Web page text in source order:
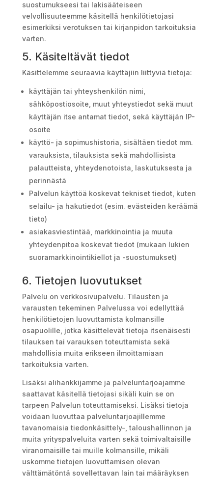
suostumukseesi tai lakisääteiseen
velvollisuuteemme käsitellä henkilötietojasi
esimerkiksi verotuksen tai kirjanpidon tarkoituksia
varten.
5. Käsiteltävät tiedot
Käsittelemme seuraavia käyttäjiin liittyviä tietoja:
käyttäjän tai yhteyshenkilön nimi,
sähköpostiosoite, muut yhteystiedot sekä muut
käyttäjän itse antamat tiedot, sekä käyttäjän IP-
osoite
käyttö- ja sopimushistoria, sisältäen tiedot mm.
varauksista, tilauksista sekä mahdollisista
palautteista, yhteydenotoista, laskutuksesta ja
perinnästä
Palvelun käyttöä koskevat tekniset tiedot, kuten
selailu- ja hakutiedot (esim. evästeiden keräämä
tieto)
asiakasviestintää, markkinointia ja muuta
yhteydenpitoa koskevat tiedot (mukaan lukien
suoramarkkinointikiellot ja -suostumukset)
6. Tietojen luovutukset
Palvelu on verkkosivupalvelu. Tilausten ja
varausten tekeminen Palvelussa voi edellyttää
henkilötietojen luovuttamista kolmansille
osapuolille, jotka käsittelevät tietoja itsenäisesti
tilauksen tai varauksen toteuttamista sekä
mahdollisia muita erikseen ilmoittamiaan
tarkoituksia varten.
Lisäksi alihankkijamme ja palveluntarjoajamme
saattavat käsitellä tietojasi sikäli kuin se on
tarpeen Palvelun toteuttamiseksi. Lisäksi tietoja
voidaan luovuttaa palveluntarjoajillemme
tavanomaisia tiedonkäsittely-, taloushallinnon ja
muita yrityspalveluita varten sekä toimivaltaisille
viranomaisille tai muille kolmansille, mikäli
uskomme tietojen luovuttamisen olevan
välttämätöntä sovellettavan lain tai määräyksen